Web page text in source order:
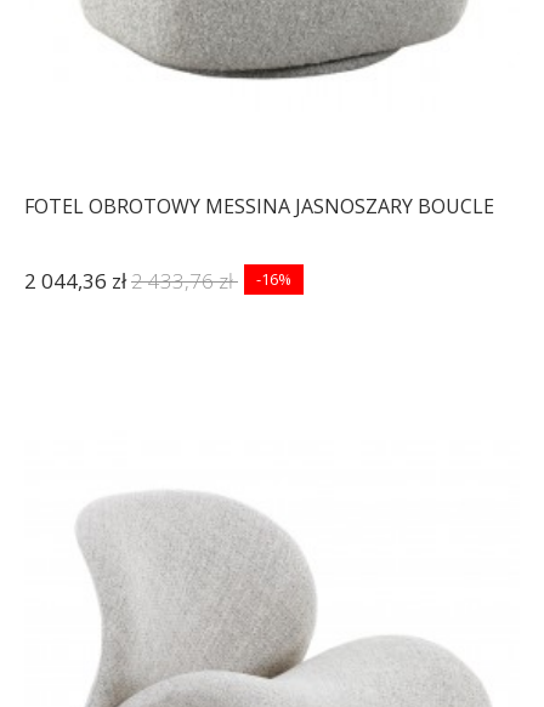
FOTEL OBROTOWY MESSINA JASNOSZARY BOUCLE
2 044,36 zł2 433,76 zł -16%